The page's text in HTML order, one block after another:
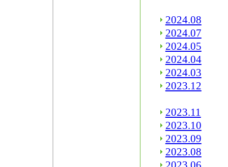
2024.08
2024.07
2024.05
2024.04
2024.03
2023.12
2023.11
2023.10
2023.09
2023.08